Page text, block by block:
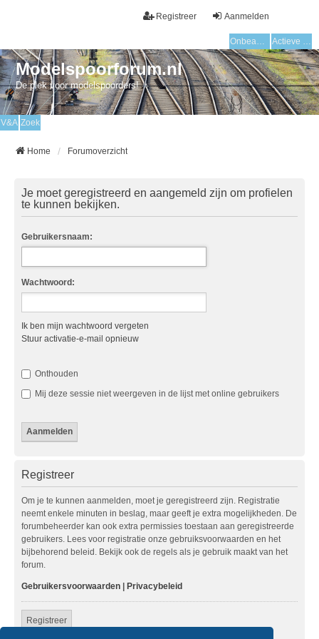
Aanmelden
Registreer
Onbeantwoorde onderwerpen Actieve onderwerpen
Modelspoorforum.nl
De plek voor modelspoorders!
V&A Zoek
Home Forumoverzicht
Je moet geregistreerd en aangemeld zijn om profielen
te kunnen bekijken.
Gebruikersnaam:
Wachtwoord:
Ik ben mijn wachtwoord vergeten
Stuur activatie-e-mail opnieuw
Onthouden
Mij deze sessie niet weergeven in de lijst met online gebruikers
Registreer
Om je te kunnen aanmelden, moet je geregistreerd zijn. Registratie
neemt enkele minuten in beslag, maar geeft je extra mogelijkheden. De
forumbeheerder kan ook extra permissies toestaan aan geregistreerde
gebruikers. Lees voor registratie onze gebruiksvoorwaarden en het
bijbehorend beleid. Bekijk ook de regels als je gebruik maakt van het
forum.
Gebruikersvoorwaarden | Privacybeleid
Registreer